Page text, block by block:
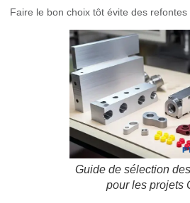
Faire le bon choix tôt évite des
Guide de sélection
pour les projets